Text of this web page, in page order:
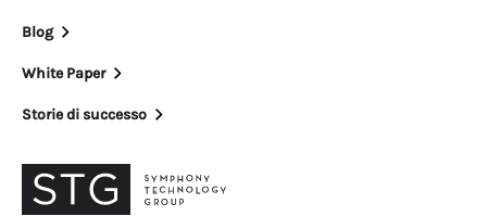
Blog
White Paper
Storie di successo